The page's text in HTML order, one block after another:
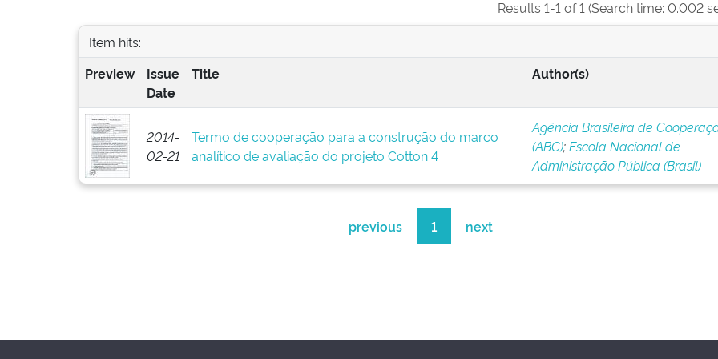
Results 1-1 of 1 (Search time: 0.002
Item hits:
Preview
Issue
Date
Title Author(s)
2014-
02-21
Termo de cooperação para a construção do marco
analítico de avaliação do projeto Cotton 4
Agência Brasileira de
(ABC);Escola Nacional de
Administração Pública (Brasil)
previous 1 next